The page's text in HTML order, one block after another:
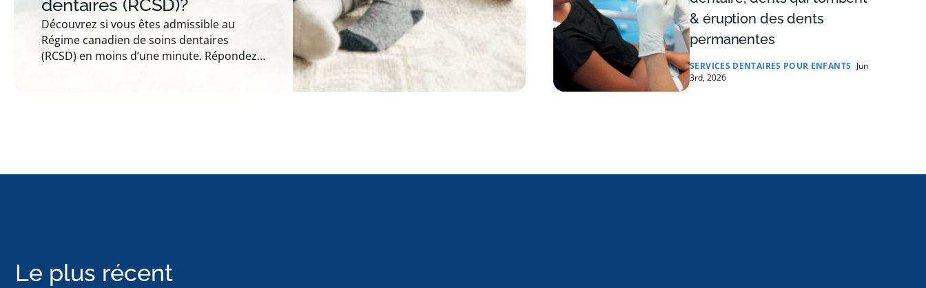
dentaires (RCSD)?
Découvrez si vous êtes admissible au
Régime canadien de soins dentaires
(RCSD) en moins d’une minute. Répondez
& éruption des dents
permanentes
SERVICES DENTAIRES POUR ENFANTS Jun
3rd, 2026
Le plus récent